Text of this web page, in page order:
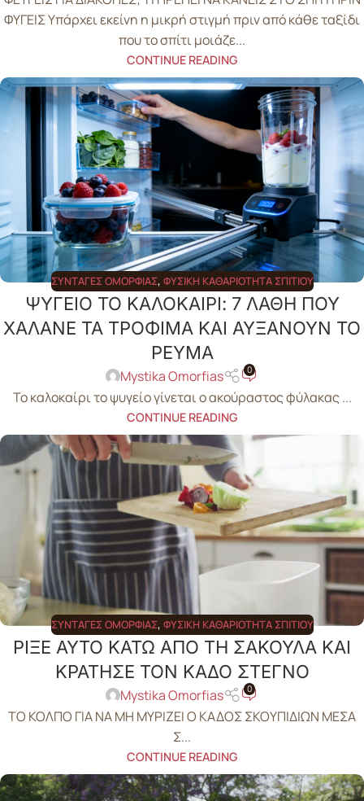
ΦΥΓΕΙΣ Υπάρχει εκείνη η μικρή στιγμή πριν από κάθε ταξίδι
που το σπίτι μοιάζε...
CONTINUE READING
ΣΥΝΤΑΓΈΣ ΟΜΟΡΦΙΆΣ, ΦΥΣΙΚΉ ΚΑΘΑΡΙΌΤΗΤΑ ΣΠΙΤΙΟΎ
ΨΥΓΕΙΟ ΤΟ ΚΑΛΟΚΑΙΡΙ: 7 ΛΑΘΗ ΠΟΥ
ΧΑΛΑΝΕ ΤΑ ΤΡΟΦΙΜΑ ΚΑΙ ΑΥΞΑΝΟΥΝ ΤΟ
ΡΕΥΜΑ
Mystika Omorfias 0
Το καλοκαίρι το ψυγείο γίνεται ο ακούραστος φύλακας ...
CONTINUE READING
ΣΥΝΤΑΓΈΣ ΟΜΟΡΦΙΆΣ, ΦΥΣΙΚΉ ΚΑΘΑΡΙΌΤΗΤΑ ΣΠΙΤΙΟΎ
ΡΙΞΕ ΑΥΤΟ ΚΑΤΩ ΑΠΟ ΤΗ ΣΑΚΟΥΛΑ ΚΑΙ
ΚΡΑΤΗΣΕ ΤΟΝ ΚΑΔΟ ΣΤΕΓΝΟ
Mystika Omorfias 0
ΤΟ ΚΟΛΠΟ ΓΙΑ ΝΑ ΜΗ ΜΥΡΙΖΕΙ Ο ΚΑΔΟΣ ΣΚΟΥΠΙΔΙΩΝ ΜΕΣΑ
Σ...
CONTINUE READING